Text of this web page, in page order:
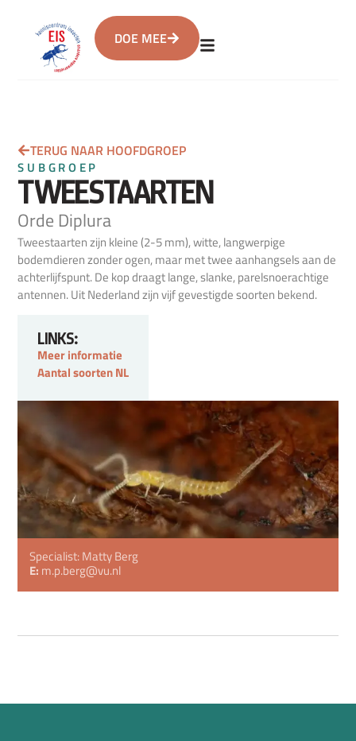
DOE MEE
TERUG NAAR HOOFDGROEP
SUBGROEP
TWEESTAARTEN
Orde Diplura
Tweestaarten zijn kleine (2-5 mm), witte, langwerpige
bodemdieren zonder ogen, maar met twee aanhangsels aan de
achterlijfspunt. De kop draagt lange, slanke, parelsnoerachtige
antennen. Uit Nederland zijn vijf gevestigde soorten bekend.
LINKS:
Meer informatie
Aantal soorten NL
Specialist: Matty Berg
E: m.p.berg@vu.nl